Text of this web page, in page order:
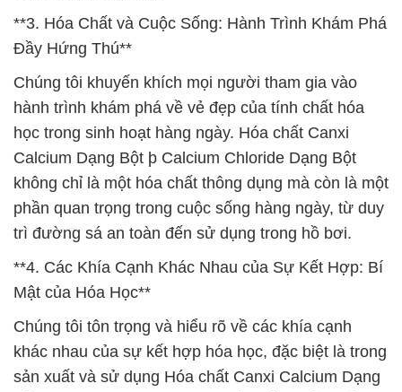
**3. Hóa Chất và Cuộc Sống: Hành Trình Khám Phá
Đầy Hứng Thú**
Chúng tôi khuyến khích mọi người tham gia vào
hành trình khám phá về vẻ đẹp của tính chất hóa
học trong sinh hoạt hàng ngày. Hóa chất Canxi
Calcium Dạng Bột þ Calcium Chloride Dạng Bột
không chỉ là một hóa chất thông dụng mà còn là một
phần quan trọng trong cuộc sống hàng ngày, từ duy
trì đường sá an toàn đến sử dụng trong hồ bơi.
**4. Các Khía Cạnh Khác Nhau của Sự Kết Hợp: Bí
Mật của Hóa Học**
Chúng tôi tôn trọng và hiểu rõ về các khía cạnh
khác nhau của sự kết hợp hóa học, đặc biệt là trong
sản xuất và sử dụng Hóa chất Canxi Calcium Dạng